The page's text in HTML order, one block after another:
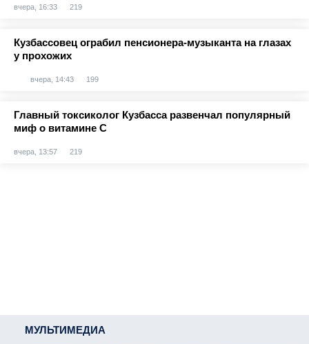
вчера, 16:33 219
Кузбассовец ограбил пенсионера-музыканта на глазах
у прохожих
вчера, 14:43 199
Главный токсиколог Кузбасса развенчал популярный
миф о витамине С
вчера, 13:57 219
МУЛЬТИМЕДИА